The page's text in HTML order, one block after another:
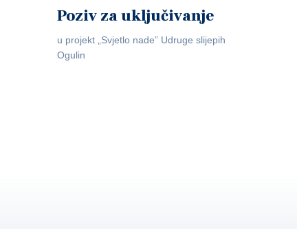
Poziv za uključivanje
u projekt „Svjetlo nade” Udruge slijepih
Ogulin